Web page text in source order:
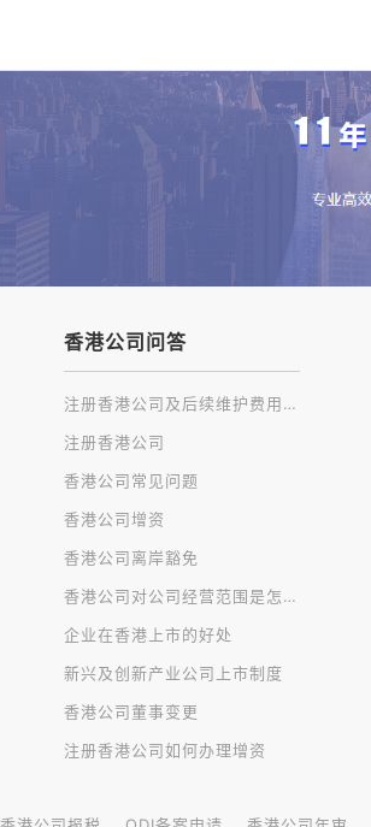
香港公司问答
注册香港公司及后续维护费用一览
注册香港公司
香港公司常见问题
香港公司增资
香港公司离岸豁免
香港公司对公司经营范围是怎样规定的？
企业在香港上市的好处
新兴及创新产业公司上市制度
香港公司董事变更
注册香港公司如何办理增资